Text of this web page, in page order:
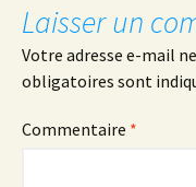
Laisser un
Votre adresse e-mail
obligatoires sont
Commentaire *